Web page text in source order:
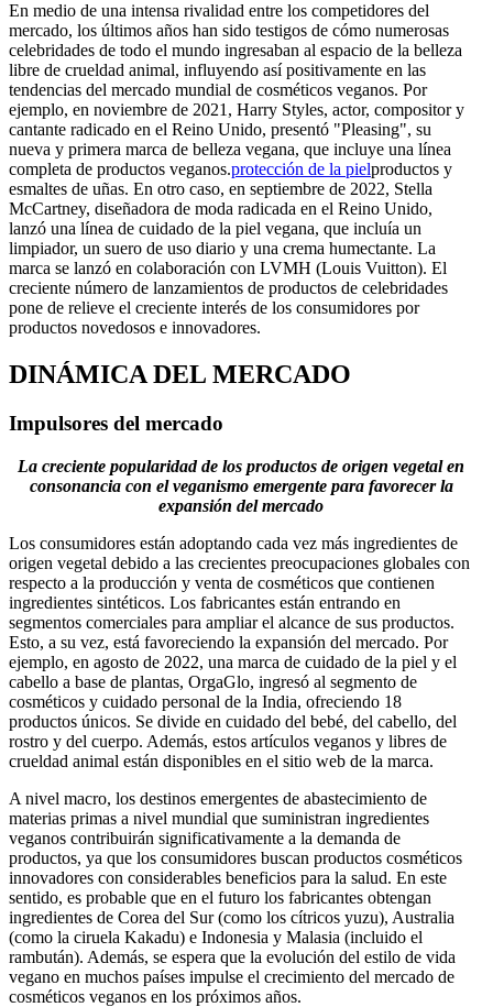
En medio de una intensa rivalidad entre los competidores del
mercado, los últimos años han sido testigos de cómo numerosas
celebridades de todo el mundo ingresaban al espacio de la belleza
libre de crueldad animal, influyendo así positivamente en las
tendencias del mercado mundial de cosméticos veganos. Por
ejemplo, en noviembre de 2021, Harry Styles, actor, compositor y
cantante radicado en el Reino Unido, presentó "Pleasing", su
nueva y primera marca de belleza vegana, que incluye una línea
completa de productos veganos.protección de la pielproductos y
esmaltes de uñas. En otro caso, en septiembre de 2022, Stella
McCartney, diseñadora de moda radicada en el Reino Unido,
lanzó una línea de cuidado de la piel vegana, que incluía un
limpiador, un suero de uso diario y una crema humectante. La
marca se lanzó en colaboración con LVMH (Louis Vuitton). El
creciente número de lanzamientos de productos de celebridades
pone de relieve el creciente interés de los consumidores por
productos novedosos e innovadores.
DINÁMICA DEL MERCADO
Impulsores del mercado
La creciente popularidad de los productos de origen vegetal en
consonancia con el veganismo emergente para favorecer la
expansión del mercado
Los consumidores están adoptando cada vez más ingredientes de
origen vegetal debido a las crecientes preocupaciones globales con
respecto a la producción y venta de cosméticos que contienen
ingredientes sintéticos. Los fabricantes están entrando en
segmentos comerciales para ampliar el alcance de sus productos.
Esto, a su vez, está favoreciendo la expansión del mercado. Por
ejemplo, en agosto de 2022, una marca de cuidado de la piel y el
cabello a base de plantas, OrgaGlo, ingresó al segmento de
cosméticos y cuidado personal de la India, ofreciendo 18
productos únicos. Se divide en cuidado del bebé, del cabello, del
rostro y del cuerpo. Además, estos artículos veganos y libres de
crueldad animal están disponibles en el sitio web de la marca.
A nivel macro, los destinos emergentes de abastecimiento de
materias primas a nivel mundial que suministran ingredientes
veganos contribuirán significativamente a la demanda de
productos, ya que los consumidores buscan productos cosméticos
innovadores con considerables beneficios para la salud. En este
sentido, es probable que en el futuro los fabricantes obtengan
ingredientes de Corea del Sur (como los cítricos yuzu), Australia
(como la ciruela Kakadu) e Indonesia y Malasia (incluido el
rambután). Además, se espera que la evolución del estilo de vida
vegano en muchos países impulse el crecimiento del mercado de
cosméticos veganos en los próximos años.